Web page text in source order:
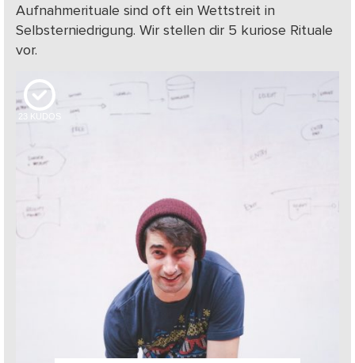
Aufnahmerituale sind oft ein Wettstreit in
Selbsterniedrigung. Wir stellen dir 5 kuriose Rituale
vor.
23 KUDOS